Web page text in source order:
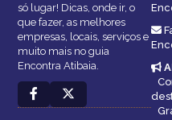
só lugar! Dicas, onde ir, o
que fazer, as melhores
empresas, locais, serviços e
muito mais no guia
Encontra Atibaia.